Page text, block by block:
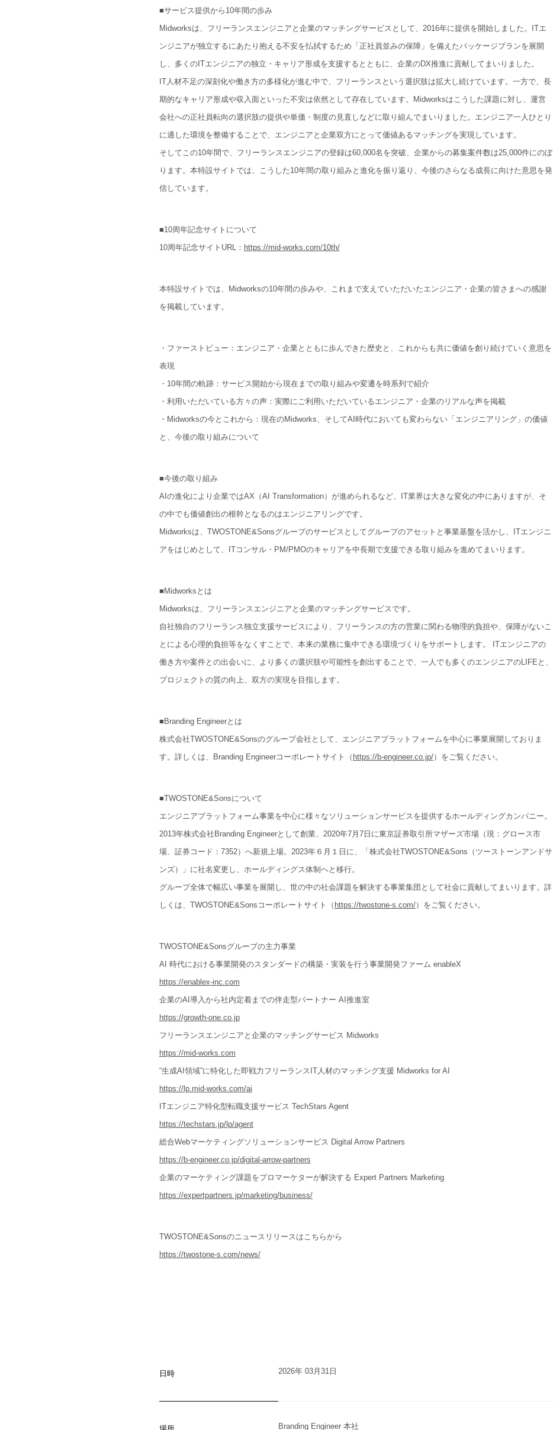
About
Com pany
News
Contact
IR (T WOSTONE& Son s )
Career (
■サービス提供から10年間の歩み
Midworksは、フリーランスエンジニアと企業のマッチングサービスとして、2016年に提供を開始しました。ITエ
ンジニアが独立するにあたり抱える不安を払拭するため「正社員並みの保障」を備えたパッケージプランを展開
し、多くのITエンジニアの独立・キャリア形成を支援するとともに、企業のDX推進に貢献してまいりました。
IT人材不足の深刻化や働き方の多様化が進む中で、フリーランスという選択肢は拡大し続けています。一方で、長
期的なキャリア形成や収入面といった不安は依然として存在しています。Midworksはこうした課題に対し、運営
会社への正社員転向の選択肢の提供や単価・制度の見直しなどに取り組んでまいりました。エンジニア一人ひとり
に適した環境を整備することで、エンジニアと企業双方にとって価値あるマッチングを実現しています。
そしてこの10年間で、フリーランスエンジニアの登録は60,000名を突破、企業からの募集案件数は25,000件にのぼ
ります。本特設サイトでは、こうした10年間の取り組みと進化を振り返り、今後のさらなる成長に向けた意思を発
信しています。
■10周年記念サイトについて
10周年記念サイトURL： https://mid-works.com/10th/
本特設サイトでは、Midworksの10年間の歩みや、これまで支えていただいたエンジニア・企業の皆さまへの感謝
を掲載しています。
・ファーストビュー：エンジニア・企業とともに歩んできた歴史と、これからも共に価値を創り続けていく意思を
表現
・10年間の軌跡：サービス開始から現在までの取り組みや変遷を時系列で紹介
・利用いただいている方々の声：実際にご利用いただいているエンジニア・企業のリアルな声を掲載
・Midworksの今とこれから：現在のMidworks、そしてAI時代においても変わらない「エンジニアリング」の価値
と、今後の取り組みについて
■今後の取り組み
AIの進化により企業ではAX（AI Transformation）が進められるなど、IT業界は大きな変化の中にありますが、そ
の中でも価値創出の根幹となるのはエンジニアリングです。
Midworksは、TWOSTONE&Sonsグループのサービスとしてグループのアセットと事業基盤を活かし、ITエンジニ
アをはじめとして、ITコンサル・PM/PMOのキャリアを中長期で支援できる取り組みを進めてまいります。
■Midworksとは
Midworksは、フリーランスエンジニアと企業のマッチングサービスです。
自社独自のフリーランス独立支援サービスにより、フリーランスの方の営業に関わる物理的負担や、保障がないこ
とによる心理的負担等をなくすことで、本来の業務に集中できる環境づくりをサポートします。 ITエンジニアの
働き方や案件との出会いに、より多くの選択肢や可能性を創出することで、一人でも多くのエンジニアのLIFEと、
プロジェクトの質の向上、双方の実現を目指します。
■Branding Engineerとは
株式会社TWOSTONE&Sonsのグループ会社として、エンジニアプラットフォームを中心に事業展開しておりま
す。詳しくは、Branding Engineerコーポレートサイト（ https://b-engineer.co.jp/）をご覧ください。
■TWOSTONE&Sonsについて
エンジニアプラットフォーム事業を中心に様々なソリューションサービスを提供するホールディングカンパニー。
2013年株式会社Branding Engineerとして創業、2020年7月7日に東京証券取引所マザーズ市場（現：グロース市
場、証券コード：7352）へ新規上場。2023年６月１日に、「株式会社TWOSTONE&Sons（ツーストーンアンドサ
ンズ）」に社名変更し、ホールディングス体制へと移行。
グループ全体で幅広い事業を展開し、世の中の社会課題を解決する事業集団として社会に貢献してまいります。詳
しくは、TWOSTONE&Sonsコーポレートサイト（ https://twostone-s.com/）をご覧ください。
TWOSTONE&Sonsグループの主力事業
AI 時代における事業開発のスタンダードの構築・実装を行う事業開発ファーム enableX
https://enablex-inc.com
企業のAI導入から社内定着までの伴走型パートナー AI推進室
https://growth-one.co.jp
フリーランスエンジニアと企業のマッチングサービス Midworks
https://mid-works.com
“生成AI領域”に特化した即戦力フリーランスIT人材のマッチング支援 Midworks for AI
https://lp.mid-works.com/ai
ITエンジニア特化型転職支援サービス TechStars Agent
https://techstars.jp/lp/agent
総合Webマーケティングソリューションサービス Digital Arrow Partners
https://b-engineer.co.jp/digital-arrow-partners
企業のマーケティング課題をプロマーケターが解決する Expert Partners Marketing
https://expertpartners.jp/marketing/business/
TWOSTONE&Sonsのニュースリリースはこちらから
https://twostone-s.com/news/
日時 2026年 03月31日
Branding Engineer 本社